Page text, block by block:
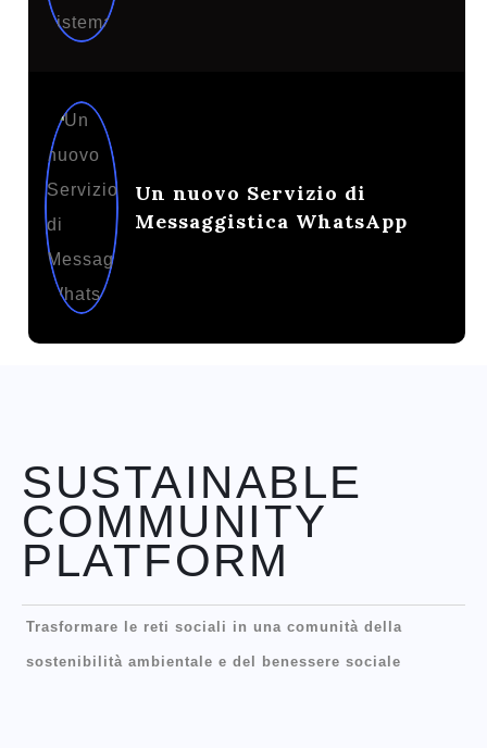
Un nuovo Servizio di
Messaggistica WhatsApp
SUSTAINABLE
COMMUNITY
PLATFORM
Trasformare le reti sociali in una comunità della
sostenibilità ambientale e del benessere sociale